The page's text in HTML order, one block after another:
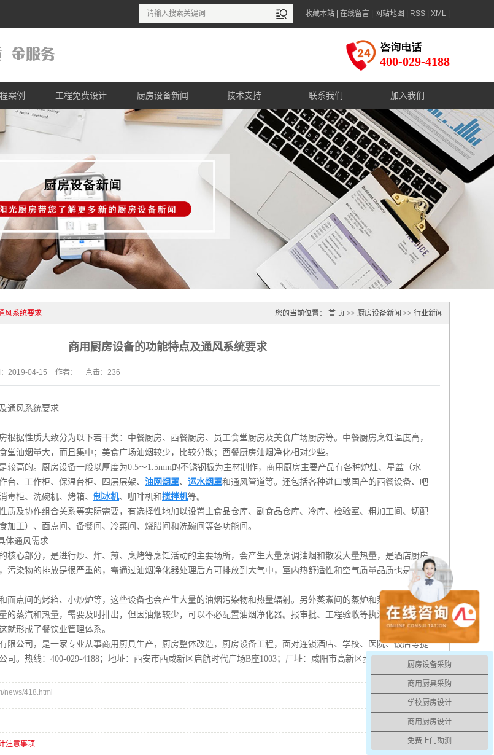
收藏本站 在线留言 网站地图 RSS XML
400-029-4188
案例
工程案例
工程案例
工程案例
工程案例
工程免费设计
商用厨房设计理念
商用厨房设计流程
商用厨房免费设计
厨房设备新闻
公司新闻
技术支持
售后服务
资料下载
联系我们
联系方式
在线咨询
加入我们
风系统要求 您的当前位置： 首 页 >> 厨房设备新闻 >> 行业新闻
商用厨房设备的功能特点及通风系统要求
2019-04-15 作者： 点击： 236
通风系统要求
根据性质大致分为以下若干类：中餐厨房、西餐厨房、员工食堂厨房及美食广场厨房等。中餐厨房烹饪温度高，
堂油烟量大，而且集中；美食广场油烟较少，比较分散；西餐厨房油烟净化相对少些。
较高的。厨房设备一般以厚度为0.5～1.5mm的不锈钢板为主材制作，商用厨房主要产品有各种炉灶、星盆（水
台、工作柜、保温台柜、四层层架、 油网烟罩、 运水烟罩和通风管道等。还包括各种进口或国产的西餐设备、吧
毒柜、洗碗机、烤箱、 制冰机、咖啡机和搅拌机等。
质及协作组合关系等实际需要，有选择性地加以设置主食品仓库、副食品仓库、冷库、检验室、粗加工间、切配
加工）、面点间、备餐间、冷菜间、烧腊间和洗碗间等各功能间。
体通风需求
核心部分，是进行炒、炸、煎、烹烤等烹饪活动的主要场所，会产生大量烹调油烟和散发大量热量，是酒店厨房
污染物的排放是很严重的，需通过油烟净化器处理后方可排放到大气中，室内热舒适性和空气质量品质也是很差
面点间的烤箱、小炒炉等，这些设备也会产生大量的油烟污染物和热量辐射。另外蒸煮间的蒸炉和蒸饭车及洗碗
的蒸汽和热量，需要及时排出，但因油烟较少，可以不必配置油烟净化器。报审批、工程验收等执法手段，确保
就形成了餐饮业管理体系。
限公司，是一家专业从事商用厨具生产，厨房整体改造，厨房设备工程，面对连锁酒店、学校、医院、饭店等提
司。热线：400-029-4188；地址：西安市西咸新区启航时代广场B座1003；厂址：咸阳市高新区步长路22号。
news/418.html
注意事项
厨房设备采购
商用厨具采购
学校厨房设计
商用厨房设计
免费上门勘测